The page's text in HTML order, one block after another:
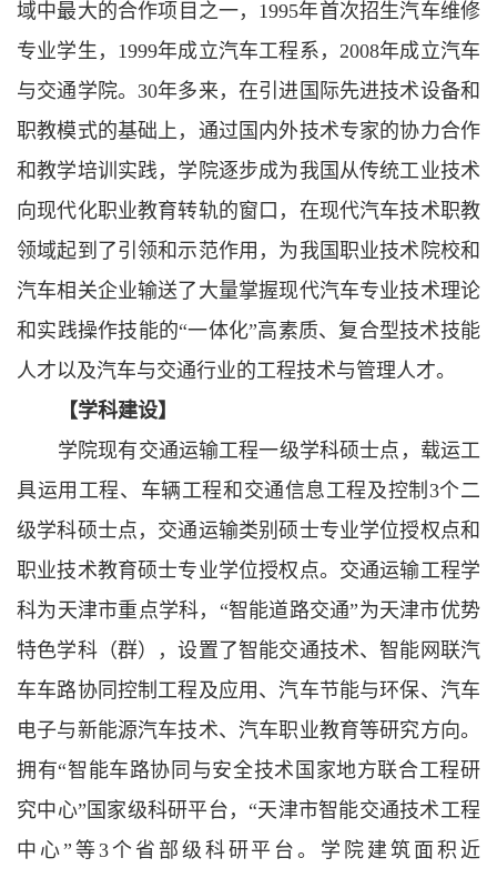
域中最大的合作项目之一，1995年首次招生汽车维修
专业学生，1999年成立汽车工程系，2008年成立汽车
与交通学院。30年多来，在引进国际先进技术设备和
职教模式的基础上，通过国内外技术专家的协力合作
和教学培训实践，学院逐步成为我国从传统工业技术
向现代化职业教育转轨的窗口，在现代汽车技术职教
领域起到了引领和示范作用，为我国职业技术院校和
汽车相关企业输送了大量掌握现代汽车专业技术理论
和实践操作技能的“一体化”高素质、复合型技术技能
人才以及汽车与交通行业的工程技术与管理人才。
【学科建设】
学院现有交通运输工程一级学科硕士点，载运工
具运用工程、车辆工程和交通信息工程及控制 3个二
级学科硕士点，交通运输类别硕士专业学位授权点和
职业技术教育硕士专业学位授权点。交通运输工程学
科为天津市重点学科， “智能道路交通”为天津市优势
特色学科（群），设置了智能交通技术、智能网联汽
车车路协同控制工程及应用、汽车节能与环保、汽车
电子与新能源汽车技术、汽车职业教育等研究方向。
拥有“智能车路协同与安全技术国家地方联合工程研
究中心”国家级科研平台，“天津市智能交通技术工程
中心”等3个省部级科研平台。学院建筑面积近